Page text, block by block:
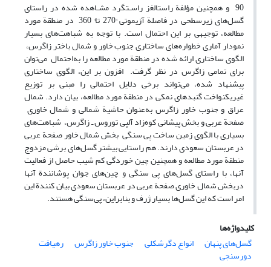
90 و همچنین مؤلفة راستالغز راسـتگرد مشـاهده شده در راستای
گسل‌های زیرسطحی در فاصلة آزیموتی °270 تا° 360 در منطقة مورد
مطالعه، توجیهی بر این احتمال است. با توجه به شباهت‌های بسیار
نمودار آماری خطواره‌های ساختاری جنوب خاور و شمال باختر زاگرس،
الگوی ساختاری ارائه شده در منطقة مورد مطالعه را به‌احتمال می‌توان
برای تمامی زاگرس در نظر گرفت. افزون بر این، الگوی ساختاری
پیشنهاد شده، می‌تواند برخی دلایل احتمالی را مبنی بر توزیع
غیریکنواخت گنبدهای نمکی در منطقة مورد مطالعه، بیان دارد. شمال
عراق و جنوب خاور زاگرس به‌عنوان حاشیة شمالی و شمال خاوری
صفحة عربی و بخش پیشانی کوه‌زاد آلپی توروس ـ زاگرس، شباهت‌های
بسیاری با الگوی زمین ساخت پی سنگی بخش شمال خاور صفحة عربی
در عربستان سعودی دارند. هم راستایی بیشتر گسل‌های برشی مزدوج
منطقة مورد مطالعه و همچنین چین خوردگی‌ کم شیب حاصل از فعالیت
آنها‌، با راستای گسل‌های پی سنگی و چین‌های جوان پوشانندة آنها
دربخش شمال خاوری صفحة عربی در عربستان سعودی بیان کنندة این
امر است که این گسل‌ها بسیار ژرف و بنابراین، پی‌سنگی هستند.
کلیدواژه‌ها
گسل‌های پنهان
انواع دگرشکلی جنوب خاور زاگرس رهیافت
دورسنجی